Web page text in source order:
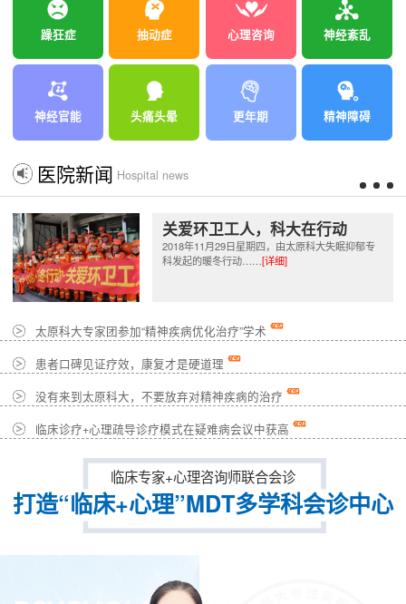
躁狂症 抽动症 心理咨询 神经紊乱
神经官能 头痛头晕 更年期 精神障碍
医院新闻 Hospital news
关爱环卫工人，科大在行动
2018年11月29日星期四，由太原科大失眠抑郁专
科发起的暖冬行动……[详细]
太原科大专家团参加“精神疾病优化治疗”学术
患者口碑见证疗效，康复才是硬道理
没有来到太原科大，不要放弃对精神疾病的治疗
临床诊疗+心理疏导诊疗模式在疑难病会议中获高
临床专家+心理咨询师联合会诊
打造“临床+心理”MDT多学科会诊中心